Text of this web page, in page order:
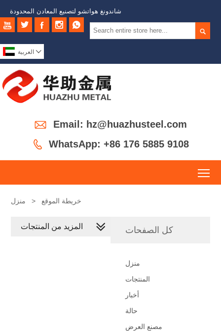
شاندونغ هواتشو لتصنيع المعادن المحدودة

    
العربية 
 Email: hz@huazhusteel.com
 WhatsApp: +86 176 5885 9108
منزل > خريطة الموقع
كل الصفحات
منزل
المنتجات
أخبار
حالة
مصنع العرض
المزيد من المنتجات